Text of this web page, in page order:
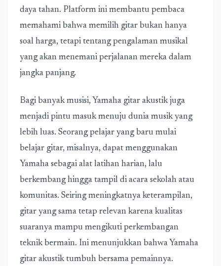
daya tahan. Platform ini membantu pembaca
memahami bahwa memilih gitar bukan hanya
soal harga, tetapi tentang pengalaman musikal
yang akan menemani perjalanan mereka dalam
jangka panjang.
Bagi banyak musisi, Yamaha gitar akustik juga
menjadi pintu masuk menuju dunia musik yang
lebih luas. Seorang pelajar yang baru mulai
belajar gitar, misalnya, dapat menggunakan
Yamaha sebagai alat latihan harian, lalu
berkembang hingga tampil di acara sekolah atau
komunitas. Seiring meningkatnya keterampilan,
gitar yang sama tetap relevan karena kualitas
suaranya mampu mengikuti perkembangan
teknik bermain. Ini menunjukkan bahwa Yamaha
gitar akustik tumbuh bersama pemainnya.